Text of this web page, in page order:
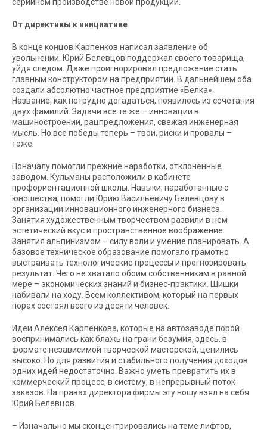
От директивы к инициативе
В конце концов Карпенков написал заявление об
увольнении. Юрий Белевцов поддержал своего товарища,
уйдя следом. Даже проигнорировал предложение стать
главным конструктором на предприятии. В дальнейшем оба
создали абсолютно частное предприятие «Белка».
Название, как нетрудно догадаться, появилось из сочетания
двух фамилий. Задачи все те же – инновации в
машиностроении, рацпредложения, свежая инженерная
мысль. Но все победы теперь – твои, риски и провалы –
тоже.
Поначалу помогли прежние наработки, отклоненные
заводом. Кульманы расположили в кабинете
профориентационной школы. Навыки, наработанные с
юношества, помогли Юрию Васильевичу Белевцову в
организации инновационного инженерного бизнеса.
Занятия художественным творчеством развили в нем
эстетический вкус и пространственное воображение.
Занятия альпинизмом – силу воли и умение планировать. А
базовое техническое образование помогало грамотно
выстраивать технологические процессы и прогнозировать
результат. Чего не хватало обоим собственникам в равной
мере – экономических знаний и бизнес-практики. Шишки
набивали на ходу. Всем коллективом, который на первых
порах состоял всего из десяти человек.
Идеи Алексея Карпенкова, которые на автозаводе порой
воспринимались как блажь на грани безумия, здесь, в
формате независимой творческой мастерской, ценились
высоко. Но для развития и стабильного получения доходов
одних идей недостаточно. Важно уметь превратить их в
коммерческий процесс, в систему, в непрерывный поток
заказов. На правах директора фирмы эту ношу взял на себя
Юрий Белевцов.
– Изначально мы сконцентрировались на теме лифтов,